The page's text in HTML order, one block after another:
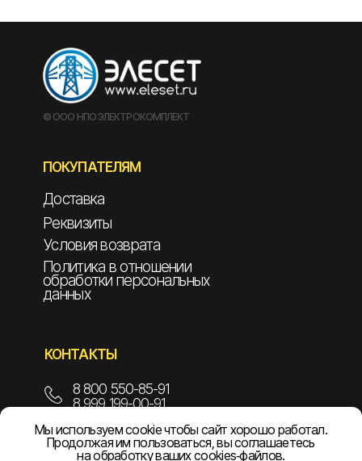
© ООО НПО ЭЛЕКТРОКОМПЛЕКТ
ПОКУПАТЕЛЯМ
Доставка
Реквизиты
Условия возврата
Политика в отношении
обработки персональных
данных
КОНТАКТЫ
info@npoelekom.ru
8 800 550-85-91
8 999 199-00-91
Мы используем cookie чтобы сайт хорошо работал.
Продолжая им пользоваться, вы соглашаетесь
на обработку ваших cookies‑файлов.